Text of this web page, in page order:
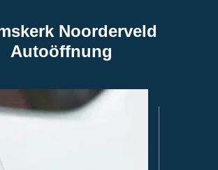
Noorderveld
Autoöffnung